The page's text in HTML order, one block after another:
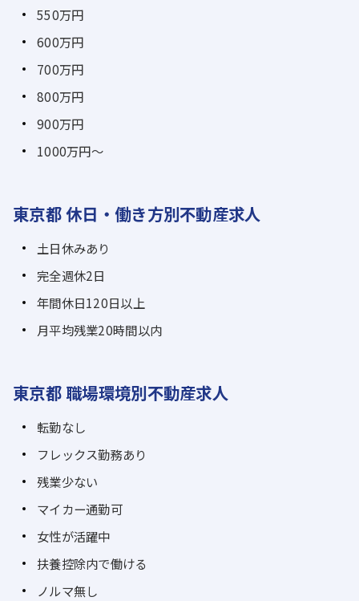
550万円
600万円
700万円
800万円
900万円
1000万円～
東京都 休日・働き方別不動産求人
土日休みあり
完全週休2日
年間休日120日以上
月平均残業20時間以内
東京都 職場環境別不動産求人
転勤なし
フレックス勤務あり
残業少ない
マイカー通勤可
女性が活躍中
扶養控除内で働ける
ノルマ無し